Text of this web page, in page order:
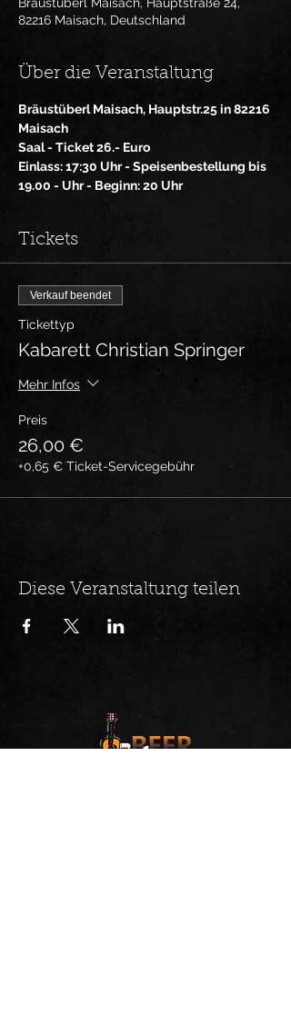
82216 Maisach, Deutschland
Über die Veranstaltung
Bräustüberl Maisach, Hauptstr.25 in 82216
Maisach
Saal - Ticket 26.- Euro
Einlass: 17:30 Uhr - Speisenbestellung bis
19.00 - Uhr - Beginn: 20 Uhr
Tickets
Verkauf beendet
Tickettyp
Kabarett Christian Springer
Mehr Infos
Preis
26,00 €
+0,65 € Ticket-Servicegebühr
Diese Veranstaltung teilen